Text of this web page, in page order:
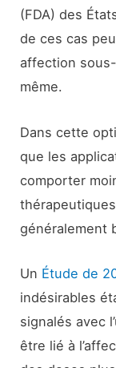
(FDA) des
de ces cas
affection
même.
Dans cette
que les
comporter
généralement
Un Étude de
indésirables
signalés avec
être lié à